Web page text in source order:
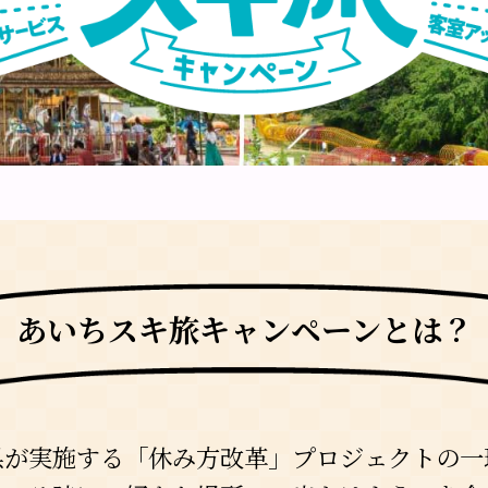
あいちスキ旅キャンペーンとは？
実施する 「休み方改革」プロジェクトの